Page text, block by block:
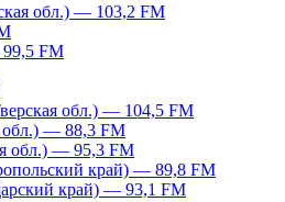
обл.) — 103,2 FM
FM
обл.) — 104,5 FM
обл.) — 88,3 FM
обл.) — 95,3 FM
край) — 89,8 FM
край) — 93,1 FM